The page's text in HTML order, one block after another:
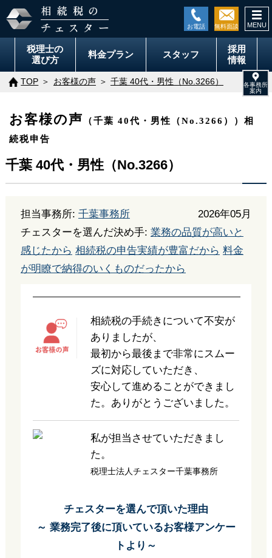
税理士の
選び方
料金プラン スタッフ
採用
情報
TOP お客様の声 千葉 40代・男性（No.3266）
お客様の声
（千葉 40代・男性（No.3266））相
続税申告
千葉 40代・男性（No.3266）
担当事務所: 千葉事務所
2026年05月
チェスターを選んだ決め手: 業務の品質が高いと
感じたから 相続税の申告実績が豊富だから 料金
が明瞭で納得のいくものだったから
相続税の手続きについて不安が
ありましたが、
最初から最後まで非常にスムー
ズに対応していただき、
安心して進めることができまし
た。ありがとうございました。
私が担当させていただきまし
た。
税理士法人チェスター千葉事務所
チェスターを選んで頂いた理由
～ 業務完了後に頂いているお客様アンケー
トより～